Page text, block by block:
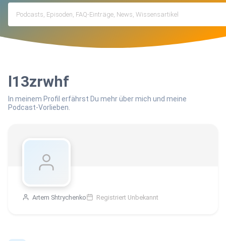
l13zrwhf
In meinem Profil erfährst Du mehr über mich und meine
Podcast-Vorlieben.
Artem Shtrychenko Registriert Unbekannt